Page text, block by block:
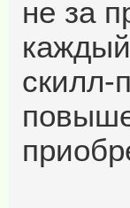
не за
скилл-